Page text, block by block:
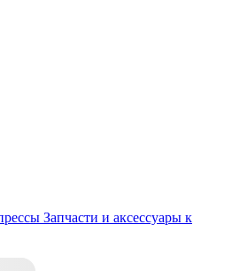
Запчасти и аксессуары к